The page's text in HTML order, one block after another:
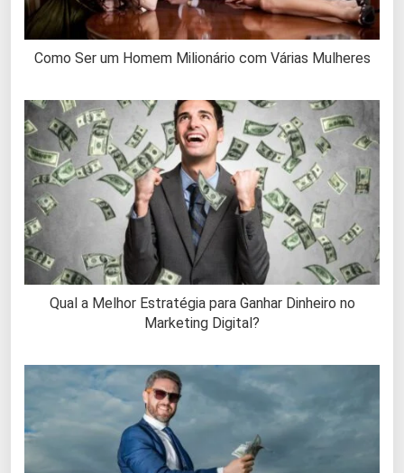
Como Ser um Homem Milionário com Várias Mulheres
Qual a Melhor Estratégia para Ganhar Dinheiro no
Marketing Digital?